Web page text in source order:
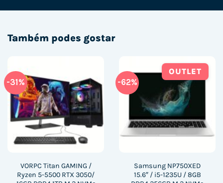
Também podes gostar
-31%
VORPC Titan GAMING /
Ryzen 5-5500 RTX 3050/
-62%
OUTLET
Samsung NP750XED
15.6″ / i5-1235U / 8GB